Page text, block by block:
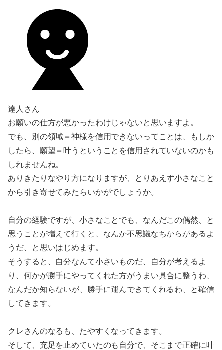
達人さん
お願いの仕方が悪かったわけじゃないと思いますよ。
でも、別の領域＝神様を信用できないってことは、もしか
したら、願望＝叶うということを信用されていないのかも
しれませんね。
ありきたりなやり方になりますが、とりあえず小さなこと
から引き寄せてみたらいかがでしょうか。
自分の経験ですが、小さなことでも、なんだこの偶然、と
思うことが増えて行くと、なんか不思議なちからがあるよ
うだ、と思いはじめます。
そうすると、自分なんて小さいものだ、自分が考えるよ
り、何かが勝手にやってくれた方がうまい具合に整うわ、
なんだか知らないが、勝手に運んできてくれるわ、と確信
してきます。
クレさんのなるも、たやすくなってきます。
そして、充足を止めていたのも自分で、そこまで正確に叶